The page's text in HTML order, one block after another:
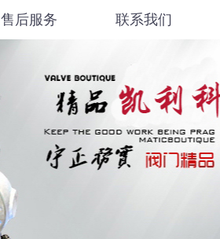
售后服务 联系我们